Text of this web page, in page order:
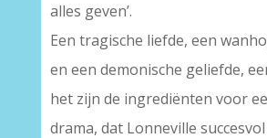
alles geven’.
Een tragische liefde, een
en een demonische geliefde,
het zijn de ingrediënten voor
drama, dat Lonneville succesvol